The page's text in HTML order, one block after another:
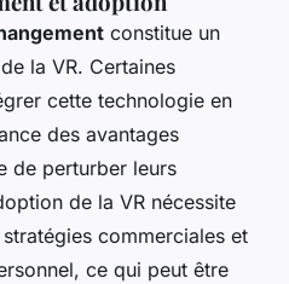
constitue un
la VR. Certaines
cette technologie en
des avantages
de perturber leurs
de la VR nécessite
commerciales et
ce qui peut être